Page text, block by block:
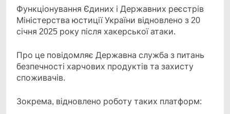
Функціонування Єдиних і Державних реєстрів
Міністерства юстиції України відновлено з 20
січня 2025 року після хакерської атаки.
Про це повідомляє Державна служба з питань
безпечності харчових продуктів та захисту
споживачів.
Зокрема, відновлено роботу таких платформ: